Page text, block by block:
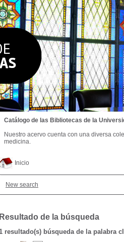
Inicio
New search
Resultado de la búsqueda
resultado(s) búsqueda de la palabra
Catálogo de las Bibliotecas de la
Nuestro acervo cuenta con una diversa
medicina.